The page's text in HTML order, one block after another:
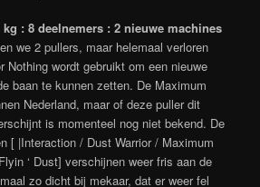
: 8 deelnemers : 2 nieuwe machines
we 2 pullers, maar helemaal verloren
Nothing wordt gebruikt om een nieuwe
baan te kunnen zetten. De Maximum
Nederland, maar of deze puller dit
is momenteel nog niet bekend. De
[ |Interaction / Dust Warrior / Maximum
‘ Dust] verschijnen weer fris aan de
zo dicht bij mekaar, dat er weer fel